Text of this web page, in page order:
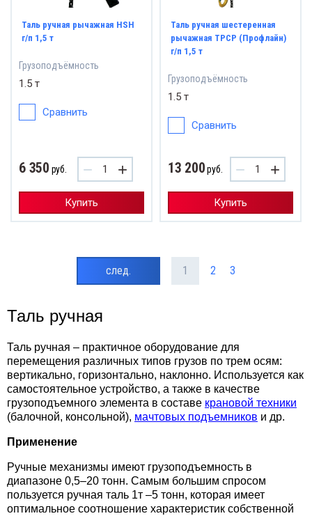
Таль ручная рычажная HSH
г/п 1,5 т
Грузоподъёмность
1.5 т
Сравнить
6 350 руб. − +
Купить
Таль ручная шестеренная
рычажная ТРСР (Профлайн)
г/п 1,5 т
Грузоподъёмность
1.5 т
Сравнить
13 200руб. − +
Купить
1 2 3
след.
Таль ручная
Таль ручная – практичное оборудование для
перемещения различных типов грузов по трем осям:
вертикально, горизонтально, наклонно. Используется как
самостоятельное устройство, а также в качестве
грузоподъемного элемента в составе крановой техники
(балочной, консольной), мачтовых подъемников и др.
Применение
Ручные механизмы имеют грузоподъемность в
диапазоне 0,5–20 тонн. Самым большим спросом
пользуется ручная таль 1т –5 тонн, которая имеет
оптимальное соотношение характеристик собственной